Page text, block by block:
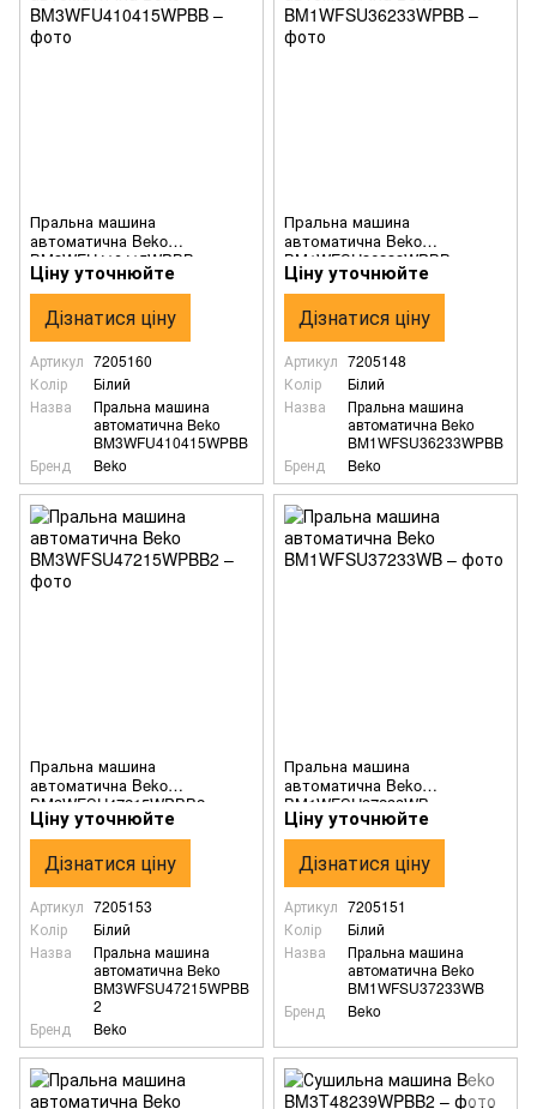
Пральна машина
автоматична Beko
BM3WFU410415WPBB
Ціну уточнюйте
Дізнатися ціну
Артикул 7205160
Колір
Білий
Назва
Пральна машина
автоматична Beko
BM3WFU410415WPBB
Бренд
Beko
Пральна машина
автоматична Beko
BM1WFSU36233WPBB
Ціну уточнюйте
Дізнатися ціну
Артикул 7205148
Колір
Білий
Назва
Пральна машина
автоматична Beko
BM1WFSU36233WPBB
Бренд
Beko
Пральна машина
автоматична Beko
BM3WFSU47215WPBB2
Ціну уточнюйте
Дізнатися ціну
Артикул 7205153
Колір
Білий
Назва
Пральна машина
автоматична Beko
BM3WFSU47215WPBB
2
Бренд
Beko
Пральна машина
автоматична Beko
BM1WFSU37233WB
Ціну уточнюйте
Дізнатися ціну
Артикул 7205151
Колір
Білий
Назва
Пральна машина
автоматична Beko
BM1WFSU37233WB
Бренд
Beko